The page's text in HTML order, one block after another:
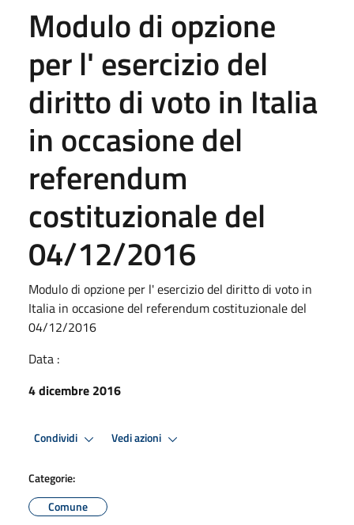
Modulo di opzione
per l' esercizio del
diritto di voto in Italia
in occasione del
referendum
costituzionale del
04/12/2016
Modulo di opzione per l' esercizio del diritto di voto in
Italia in occasione del referendum costituzionale del
04/12/2016
Data :
4 dicembre 2016
Condividi Vedi azioni
Categorie:
Comune